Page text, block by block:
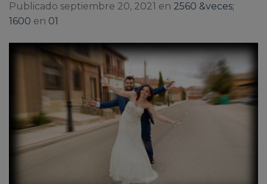
Publicado septiembre 20, 2021 en 2560 &veces;
1600 en 01